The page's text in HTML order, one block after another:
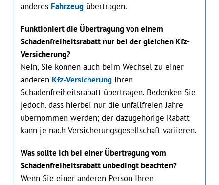
anderes Fahrzeugübertragen.
Funktioniert die Übertragung von einem
Schadenfreiheitsrabatt nur bei der gleichen Kfz-
Versicherung?
Nein, Sie können auch beim Wechsel zu einer
anderen Kfz-VersicherungIhren
Schadenfreiheitsrabatt übertragen. Bedenken Sie
jedoch, dass hierbei nur die unfallfreien Jahre
übernommen werden; der dazugehörige Rabatt
kann je nach Versicherungsgesellschaft variieren.
Was sollte ich bei einer Übertragung vom
Schadenfreiheitsrabatt unbedingt beachten?
Wenn Sie einer anderen Person Ihren